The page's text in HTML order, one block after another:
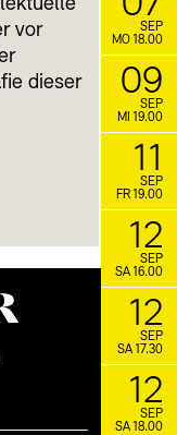
vor
dieser
SEP
MO 18.00
09
SEP
MI 19.00
11
SEP
FR 19.00
12
SEP
SA 16.00
12
SEP
SA 17.30
12
SEP
SA 18.00